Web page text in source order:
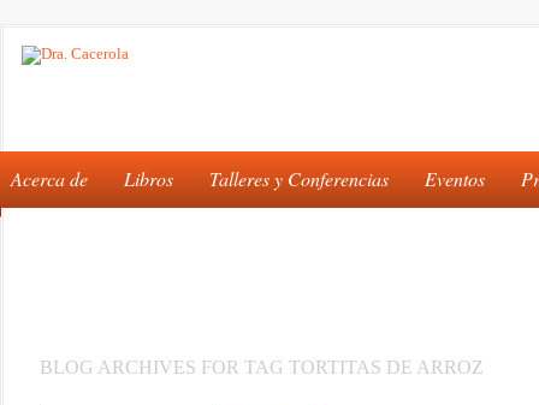
Acerca de Libros Talleres y Conferencias Eventos
BLOG ARCHIVES FOR TAG TORTITAS DE ARROZ